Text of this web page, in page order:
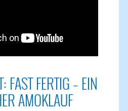
FAST FERTIG – EIN
AMOKLAUF